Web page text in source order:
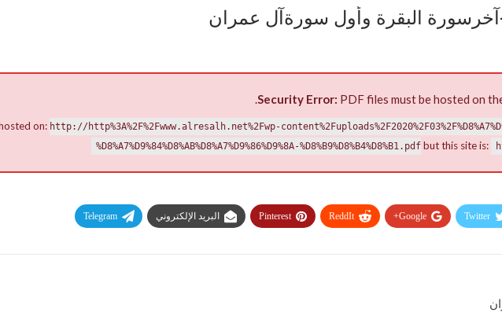
آخرسورة البقرة وأول سورةآل عمران
Security Error: PDF files must be hosted on
on: http://http%3A%2F%2Fwww.alresalh.net%2Fwp-
%D8%A7%D9%84%D8%AB%D8%A7%D9%86%D9%8A-%D8%B9%D8%B4%D8%B1.pdf but this site is:
Twitter
Google+
ReddIt
Pinterest البريد الإلكتروني Telegram